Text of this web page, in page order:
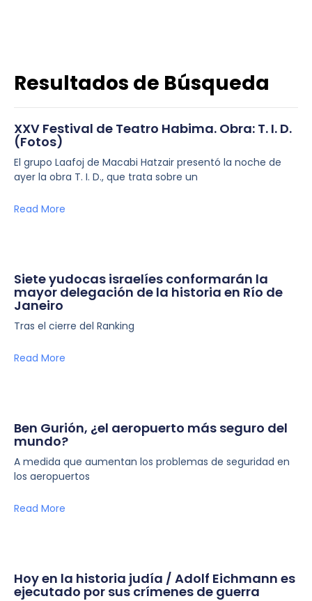
Resultados de Búsqueda
XXV Festival de Teatro Habima. Obra: T. I. D.
(Fotos)
El grupo Laafoj de Macabi Hatzair presentó la noche de
ayer la obra T. I. D., que trata sobre un
Read More
Siete yudocas israelíes conformarán la
mayor delegación de la historia en Río de
Janeiro
Tras el cierre del Ranking
Read More
Ben Gurión, ¿el aeropuerto más seguro del
mundo?
A medida que aumentan los problemas de seguridad en
los aeropuertos
Read More
Hoy en la historia judía / Adolf Eichmann es
ejecutado por sus crímenes de guerra